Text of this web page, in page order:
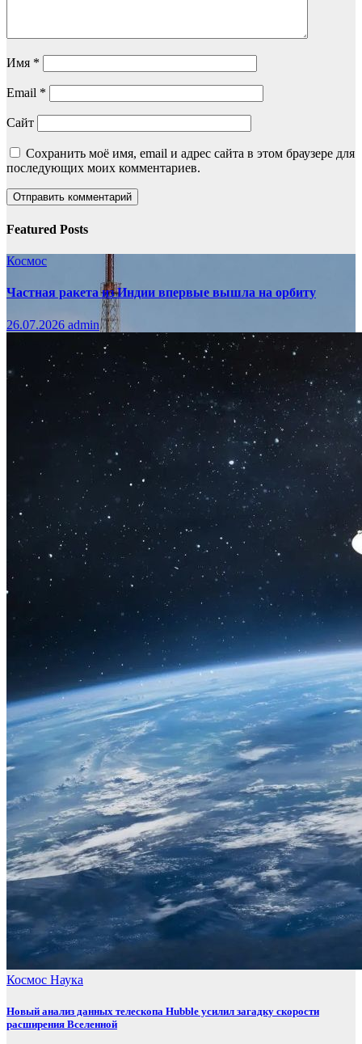
Имя *
Email *
Сайт
Сохранить моё имя, email и адрес сайта в этом браузере для
последующих моих комментариев.
Featured Posts
Космос
Частная ракета из Индии впервые вышла на орбиту
26.07.2026 admin
Космос Наука
Новый анализ данных телескопа Hubble усилил загадку скорости
расширения Вселенной